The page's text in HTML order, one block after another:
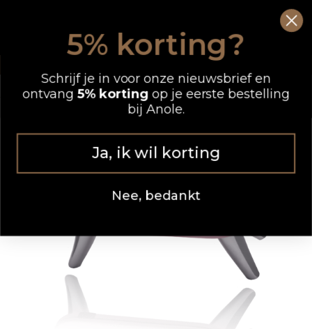
inhoud
5% korting?
Schrijf je in voor onze nieuwsbrief en
ontvang5% korting op je eerste bestelling
bij Anole.
Ja, ik wil korting
Nee, bedankt